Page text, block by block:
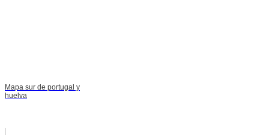
Mapa sur de portugal y
huelva